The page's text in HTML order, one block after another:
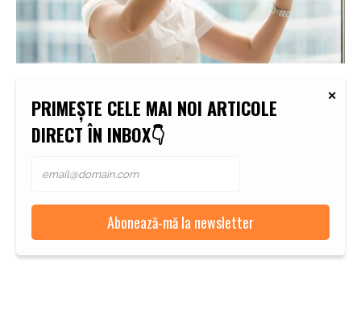
PRIMEȘTE CELE MAI NOI ARTICOLE
DIRECT ÎN INBOX👇